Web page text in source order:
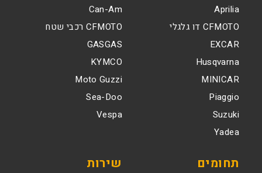
Aprilia
Can-Am
CFMOTO דו גלגלי
CFMOTO רכבי שטח
EXCAR
GASGAS
Husqvarna
KYMCO
MINICAR
Moto Guzzi
Piaggio
Sea-Doo
Suzuki
Vespa
Yadea
תחומים שירות